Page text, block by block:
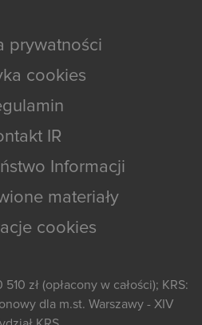
prywatności
cookies
IR
Informacji
materiały
cookies
zł (opłacony w całości); KRS:
dla m.st. Warszawy - XIV